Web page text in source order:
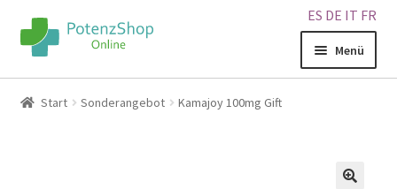
ES DE IT FR
Menü
Home
Start Sonderangebot Kamajoy 100mg Gift